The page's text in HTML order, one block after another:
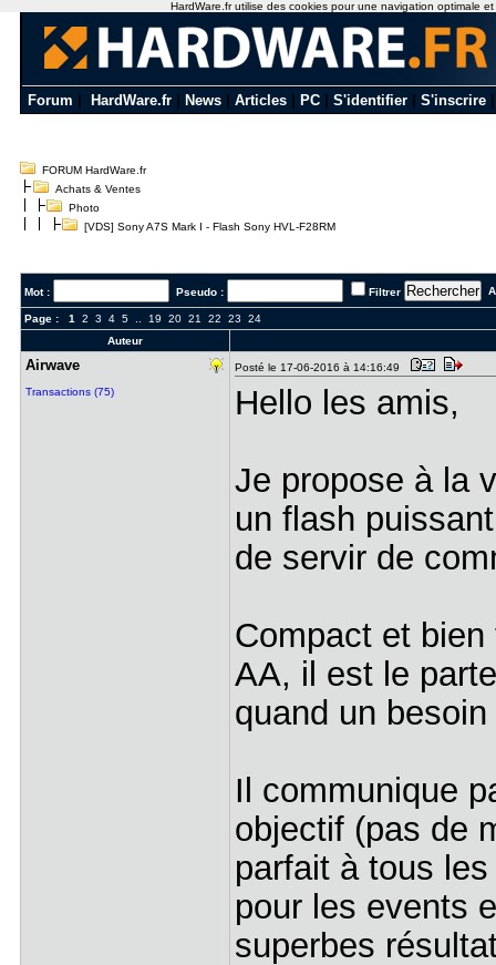
Forum HardWare.fr News Articles PC S'identifier S'inscrire
FORUM HardWare.fr
Achats & Ventes
Photo
[VDS] Sony A7S Mark I - Flash Sony HVL-F28RM
Mot : Pseudo : Filtrer
Page : 1 2 3 4 5.. 19 20 21 22 23
24
Auteur
Airwave
Transactions (75)
Posté le 17-06-2016 à 14:16:49
Hello les amis,
Je propose à la
un flash
de servir de
Compact et
AA, il est le
quand un
Il communique
objectif (pas de
parfait à tous
pour les events
superbes
HardWare.fr utilise des cookies pour une navigation optimale